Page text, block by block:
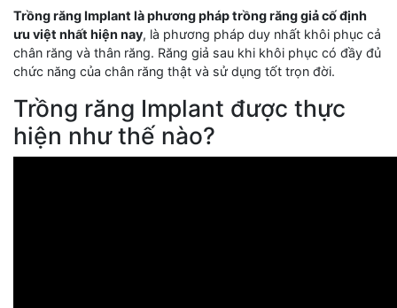
Trồng răng Implant là phương pháp trồng răng giả cố định
ưu việt nhất hiện nay, là phương pháp duy nhất khôi phục cả
chân răng và thân răng. Răng giả sau khi khôi phục có đầy đủ
chức năng của chân răng thật và sử dụng tốt trọn đời.
Trồng răng Implant được thực
hiện như thế nào?